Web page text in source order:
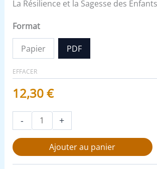
La Résilience et la Sagesse des
Format
Papier PDF
EFFACER
12,30€
- +
Ajouter au panier